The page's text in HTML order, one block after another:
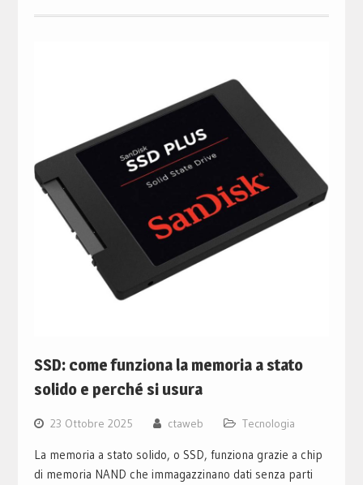
SSD: come funziona la memoria a stato
solido e perché si usura
23 Ottobre 2025 ctaweb Tecnologia
La memoria a stato solido, o SSD, funziona grazie a chip
di memoria NAND che immagazzinano dati senza parti